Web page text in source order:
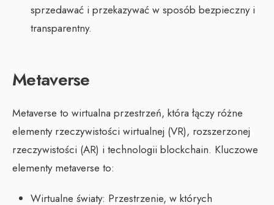
sprzedawać i przekazywać w sposób bezpieczny i
transparentny.
Metaverse
Metaverse to wirtualna przestrzeń, która łączy różne
elementy rzeczywistości wirtualnej (VR), rozszerzonej
rzeczywistości (AR) i technologii blockchain. Kluczowe
elementy metaverse to:
Wirtualne światy: Przestrzenie, w których